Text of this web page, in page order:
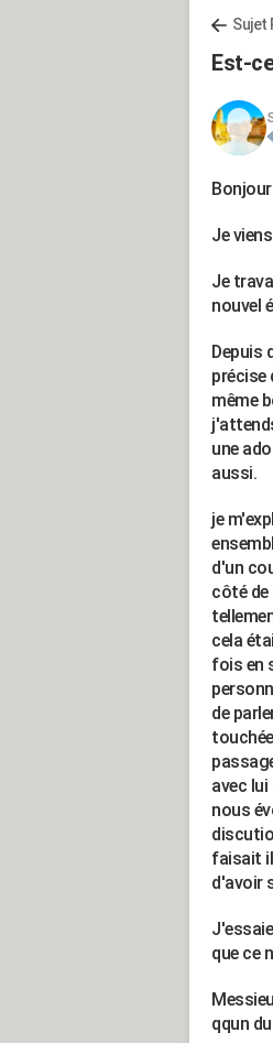
Sujet
Est-
Je
Je
nouvel
Depuis
précise
même
une
aussi.
je
d'un
côté de
cela
fois en
de
avec
nous
faisait
d'avoir
que ce
qqun